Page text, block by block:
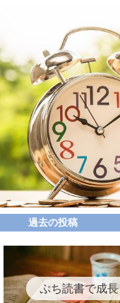
過去の投稿
ぷち読書で成長